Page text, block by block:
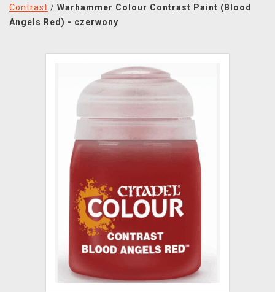
SOUNDTRACKI
XZONE KLUB
Contrast / Warhammer Colour Contrast Paint (Blood
Angels Red) - czerwony